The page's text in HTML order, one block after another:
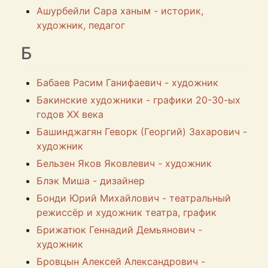
Ашурбейли Сара ханым - историк,
художник, педагог
Б
Бабаев Расим Ганифаевич - художник
Бакинские художники - графики 20-30-ых
годов ХХ века
Башинджагян Геворк (Георгий) Захарович -
художник
Бельзен Яков Яковлевич - художник
Блэк Миша - дизайнер
Бонди Юрий Михайлович - театральный
режиссёр и художник театра, график
Брижатюк Геннадий Демьянович -
художник
Бровцын Алексей Александрович -